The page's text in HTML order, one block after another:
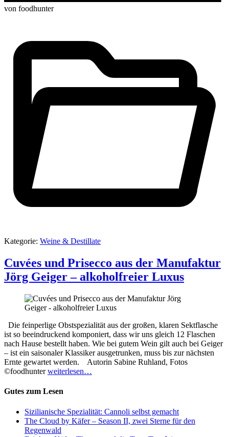
von foodhunter
Kategorie: Weine & Destillate
Cuvées und Prisecco aus der Manufaktur
Jörg Geiger – alkoholfreier Luxus
Die feinperlige Obstspezialität aus der großen, klaren Sektflasche
ist so beeindruckend komponiert, dass wir uns gleich 12 Flaschen
nach Hause bestellt haben. Wie bei gutem Wein gilt auch bei Geiger
– ist ein saisonaler Klassiker ausgetrunken, muss bis zur nächsten
Ernte gewartet werden. Autorin Sabine Ruhland, Fotos
©foodhunterweiterlesen…
Gutes zum Lesen
Sizilianische Spezialität: Cannoli selbst gemacht
The Cloud by Käfer – Season II, zwei Sterne für den
Regenwald